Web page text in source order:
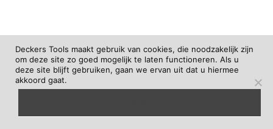
Deckers Tools maakt gebruik van cookies, die noodzakelijk zijn
om deze site zo goed mogelijk te laten functioneren. Als u
deze site blijft gebruiken, gaan we ervan uit dat u hiermee
akkoord gaat.